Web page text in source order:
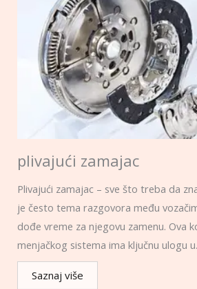
plivajući zamajac
Plivajući zamajac – sve što treba da
je često tema razgovora među
dođe vreme za njegovu zamenu. Ova
menjačkog sistema ima ključnu ulogu
Saznaj više